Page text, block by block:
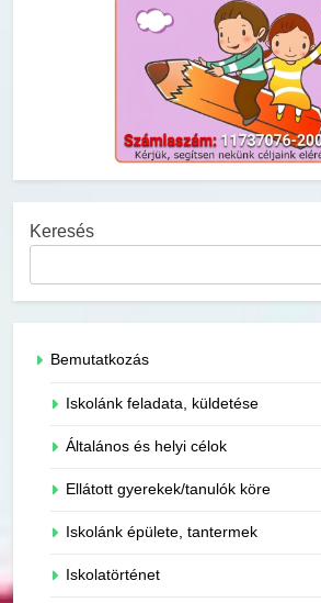
Keresés
Bemutatkozás
Iskolánk feladata, küldetése
Általános és helyi célok
Ellátott gyerekek/tanulók köre
Iskolánk épülete, tantermek
Iskolatörténet